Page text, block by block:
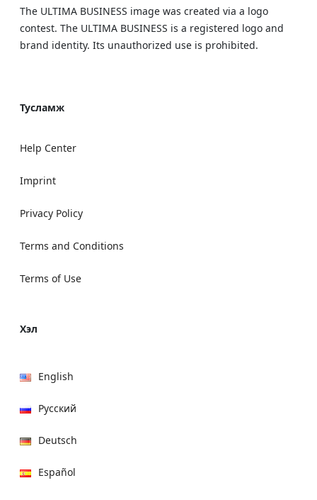
The ULTIMA BUSINESS image was created via a logo
contest. The ULTIMA BUSINESS is a registered logo and
brand identity. Its unauthorized use is prohibited.
Тусламж
Help Center
Imprint
Privacy Policy
Terms and Conditions
Terms of Use
Хэл
English
Русский
Deutsch
Español